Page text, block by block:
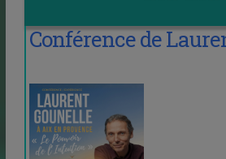
Conférence de